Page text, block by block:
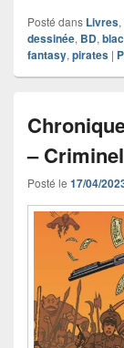
Posté dans Livres,
dessinée, BD,
fantasy, pirates |
–
Posté le 17/04/